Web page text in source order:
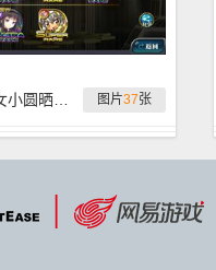
图片37张